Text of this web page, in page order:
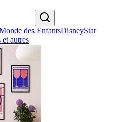
des EnfantsDisneyStar
autres